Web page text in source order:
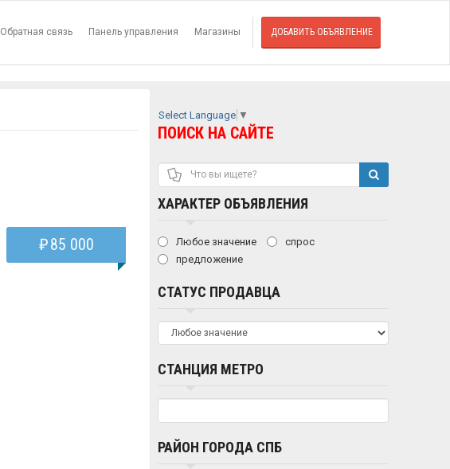
Обратная связь Панель управления Магазины ДОБАВИТЬ ОБЪЯВЛЕНИЕ
₽85 000
Select Language ▼
ПОИСК НА САЙТЕ
ХАРАКТЕР ОБЪЯВЛЕНИЯ
Любое значение
спрос
предложение
СТАТУС ПРОДАВЦА
СТАНЦИЯ МЕТРО
РАЙОН ГОРОДА СПБ